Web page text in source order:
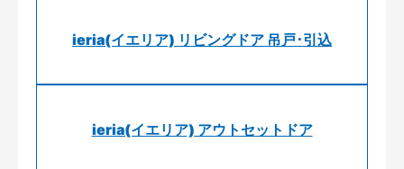
ieria(イエリア) リビングドア 吊戸･引込
ieria(イエリア) アウトセットドア